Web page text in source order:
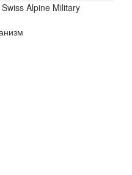
Alpine Military